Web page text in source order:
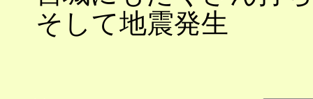
そして地震発生